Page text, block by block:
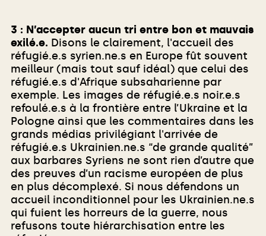
3 : N’accepter aucun tri entre bon et mauvais
exilé.e. Disons le clairement, l'accueil des
réfugié.e.s syrien.ne.s en Europe fût souvent
meilleur (mais tout sauf idéal) que celui des
réfugié.e.s d'Afrique subsaharienne par
exemple. Les images de réfugié.e.s noir.e.s
refoulé.e.s à la frontière entre l’Ukraine et la
Pologne ainsi que les commentaires dans les
grands médias privilégiant l'arrivée de
réfugié.e.s Ukrainien.ne.s “de grande qualité”
aux barbares Syriens ne sont rien d’autre que
des preuves d’un racisme européen de plus
en plus décomplexé. Si nous défendons un
accueil inconditionnel pour les Ukrainien.ne.s
qui fuient les horreurs de la guerre, nous
refusons toute hiérarchisation entre les